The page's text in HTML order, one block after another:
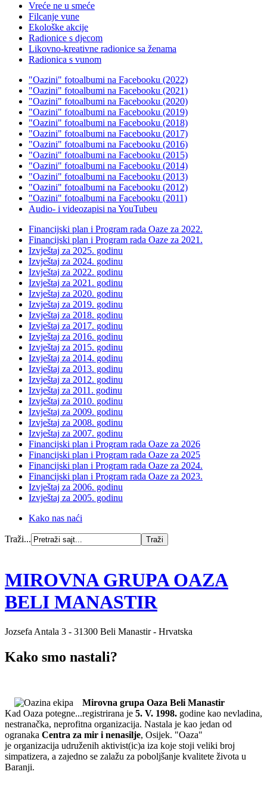
Vreće ne u smeće
Filcanje vune
Ekološke akcije
Radionice s djecom
Likovno-kreativne radionice sa ženama
Radionica s vunom
"Oazini" fotoalbumi na Facebooku (2022)
"Oazini" fotoalbumi na Facebooku (2021)
"Oazini" fotoalbumi na Facebooku (2020)
"Oazini" fotoalbumi na Facebooku (2019)
"Oazini" fotoalbumi na Facebooku (2018)
"Oazini" fotoalbumi na Facebooku (2017)
"Oazini" fotoalbumi na Facebooku (2016)
"Oazini" fotoalbumi na Facebooku (2015)
"Oazini" fotoalbumi na Facebooku (2014)
"Oazini" fotoalbumi na Facebooku (2013)
"Oazini" fotoalbumi na Facebooku (2012)
"Oazini" fotoalbumi na Facebooku (2011)
Audio- i videozapisi na YouTubeu
Financijski plan i Program rada Oaze za 2022.
Financijski plan i Program rada Oaze za 2021.
Izvještaj za 2025. godinu
Izvještaj za 2024. godinu
Izvještaj za 2022. godinu
Izvještaj za 2021. godinu
Izvještaj za 2020. godinu
Izvještaj za 2019. godinu
Izvještaj za 2018. godinu
Izvještaj za 2017. godinu
Izvještaj za 2016. godinu
Izvještaj za 2015. godinu
Izvještaj za 2014. godinu
Izvještaj za 2013. godinu
Izvještaj za 2012. godinu
Izvještaj za 2011. godinu
Izvještaj za 2010. godinu
Izvještaj za 2009. godinu
Izvještaj za 2008. godinu
Izvještaj za 2007. godinu
Financijski plan i Program rada Oaze za 2026
Financijski plan i Program rada Oaze za 2025
Financijski plan i Program rada Oaze za 2024.
Financijski plan i Program rada Oaze za 2023.
Izvještaj za 2006. godinu
Izvještaj za 2005. godinu
Kako nas naći
Traži...
MIROVNA GRUPA OAZA
BELI MANASTIR
Jozsefa Antala 3 - 31300 Beli Manastir - Hrvatska
Kako smo nastali?
Kad Oaza potegne...
Mirovna grupa Oaza Beli Manastir
registrirana je 5. V. 1998. godine kao nevladina,
nestranačka, neprofitna organizacija. Nastala je kao jedan od
ogranaka Centra za mir i nenasilje, Osijek. "Oaza"
je organizacija udruženih aktivist(ic)a iza koje stoji veliki broj
simpatizera, a zajedno se zalažu za poboljšanje kvalitete života u
Baranji.